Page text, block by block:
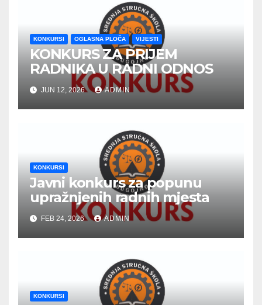
KONKURSI OGLASNA PLOČA VIJESTI
KONKURS ZA PRIJEM
RADNIKA U RADNI ODNOS
JUN 12, 2026 ADMIN
KONKURSI
Javni konkurs za popunu
upražnjenih radnih mjesta
FEB 24, 2026 ADMIN
KONKURSI